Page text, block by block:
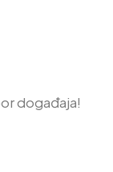
događaja!